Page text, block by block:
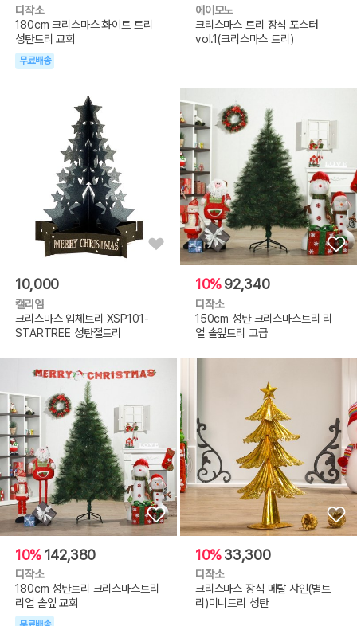
디작소
180cm 크리스마스 화이트 트리
성탄트리 교회
무료배송
에이모노
크리스마스 트리 장식 포스터
vol.1(크리스마스 트리)
10,000
캘리엠
크리스마스 입체트리 XSP101-
STARTREE 성탄절트리
10%92,340
디작소
150cm 성탄 크리스마스트리 리
얼 솔잎트리 고급
10% 142,380
디작소
180cm 성탄트리 크리스마스트리
리얼 솔잎 교회
10%33,300
디작소
크리스마스 장식 메탈 샤인(별트
리)미니트리 성탄